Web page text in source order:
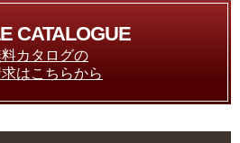
CATALOGUE
カタログの
はこちらから